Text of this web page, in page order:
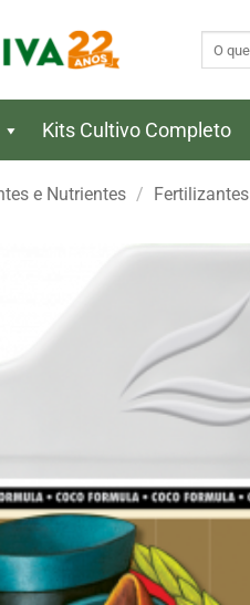
Kits Cultivo Completo
e Nutrientes / Fertilizantes